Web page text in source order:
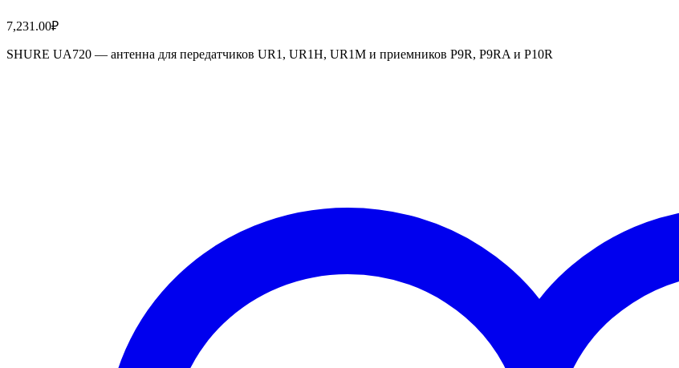
7,231.00₽
SHURE UA720 — антенна для передатчиков UR1, UR1H, UR1M и приемников P9R, P9RA и P10R